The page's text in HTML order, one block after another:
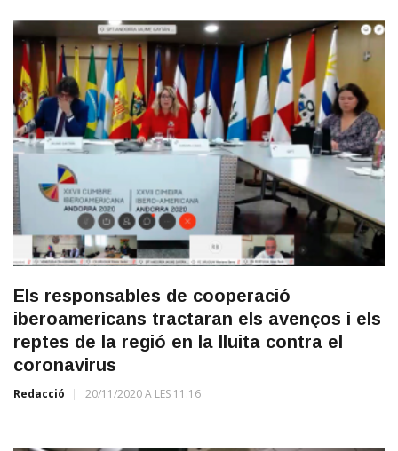
Els responsables de cooperació
iberoamericans tractaran els avenços i els
reptes de la regió en la lluita contra el
coronavirus
Redacció 20/11/2020 A LES 11:16